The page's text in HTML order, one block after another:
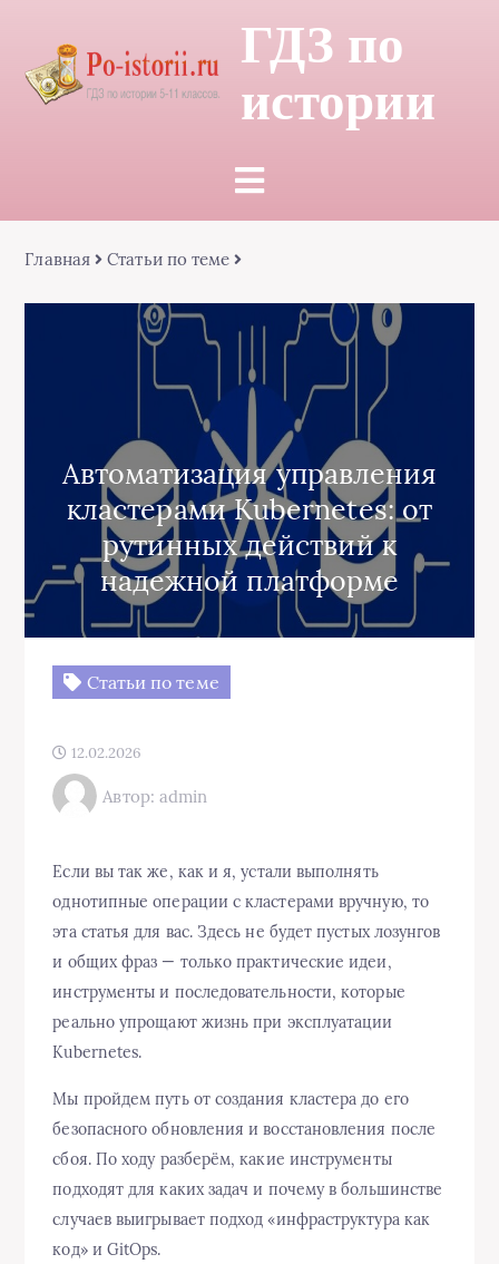
ГДЗ по
истории
Главная Статьи по теме
Автоматизация управления
кластерами Kubernetes: от
рутинных действий к
надежной платформе
Статьи по теме
12.02.2026
Автор: admin
Если вы так же, как и я, устали выполнять
однотипные операции с кластерами вручную, то
эта статья для вас. Здесь не будет пустых лозунгов
и общих фраз — только практические идеи,
инструменты и последовательности, которые
реально упрощают жизнь при эксплуатации
Kubernetes.
Мы пройдем путь от создания кластера до его
безопасного обновления и восстановления после
сбоя. По ходу разберём, какие инструменты
подходят для каких задач и почему в большинстве
случаев выигрывает подход «инфраструктура как
код» и GitOps.